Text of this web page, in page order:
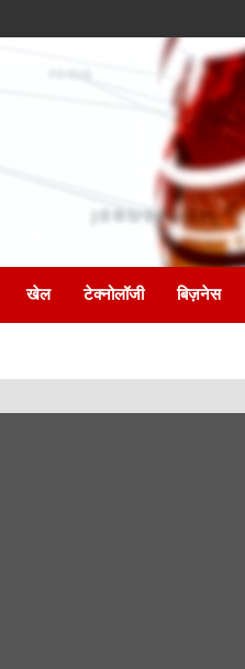
खेल टेक्नोलॉजी बिज़नेस